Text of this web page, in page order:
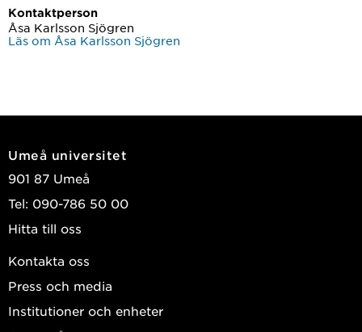
Kontaktperson
Åsa Karlsson Sjögren
Läs om Åsa Karlsson Sjögren
Umeå universitet
901 87 Umeå
Tel: 090-786 50 00
Hitta till oss
Kontakta oss
Press och media
Institutioner och enheter